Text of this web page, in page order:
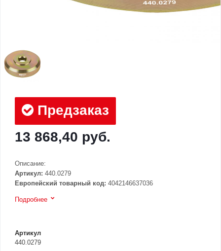
Предзаказ
13 868,40 руб.
Описание:
Артикул: 440.0279
Европейский товарный код: 4042146637036
Подробнее
Артикул
440.0279